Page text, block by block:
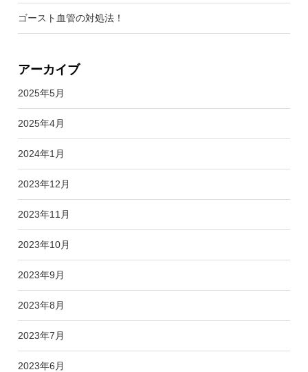
ゴースト血管の対処法！
アーカイブ
2025年5月
2025年4月
2024年1月
2023年12月
2023年11月
2023年10月
2023年9月
2023年8月
2023年7月
2023年6月